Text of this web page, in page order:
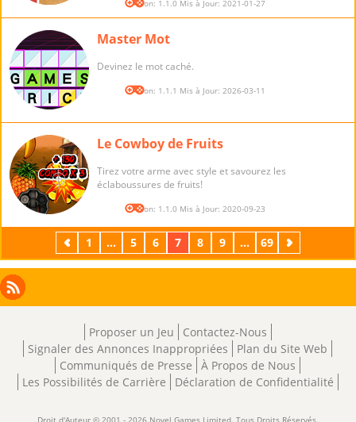
Version: 1.1.0 Mis à Jour: 2021-01-27
Master Mot
Devinez le mot caché.
Version: 1.1.1 Mis à Jour: 2026-03-11
Le Cowboy de Fruits
Tirez votre arme avec style et savourez les
éclaboussures de fruits!
Version: 1.1.0 Mis à Jour: 2020-09-23
Précédent
1 ... 5 6 7 8 9 ... 69 Suivant
Facebook
Instagram
X
LinkedIn
RSS
Proposer un Jeu
Contactez-Nous
Signaler des Annonces Inappropriées
Plan du Site Web
Communiqués de Presse
À Propos de Nous
Les Possibilités de Carrière
Déclaration de Confidentialité
Droit d'Auteur © 2001 - 2026 Novel Games Limited. Tous Droits Réservés.